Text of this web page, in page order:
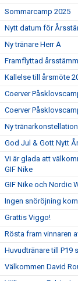
Sommarcamp 2025
Nytt datum för
Ny tränare Herr A
Framflyttad
Kallelse till årsmöte
Coerver
Coerver
Ny
God Jul & Gott Nytt År
Vi är glada att
GIF Nike
GIF Nike och Nordic
Ingen snöröjning
Grattis Viggo!
Rösta fram vinnaren
Huvudtränare till P19
Välkommen David